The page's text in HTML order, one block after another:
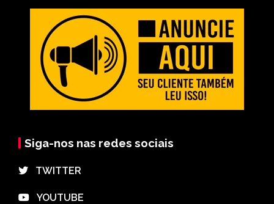
Siga-nos nas redes sociais
⠀TWITTER
⠀YOUTUBE